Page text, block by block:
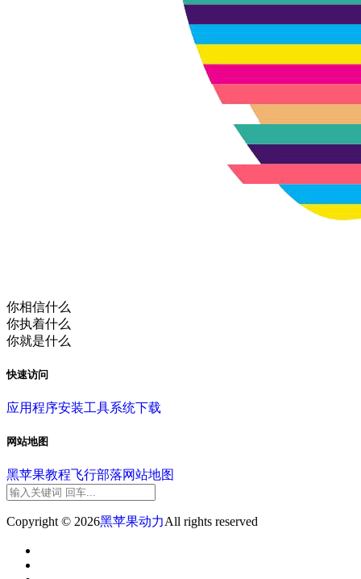
你相信什么
你执着什么
你就是什么
快速访问
应用程序安装工具系统下载
网站地图
黑苹果教程飞行部落网站地图
Copyright © 2026黑苹果动力All rights reserved